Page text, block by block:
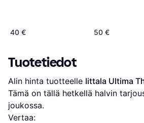
40 € 50 €
Tuotetiedot
Alin hinta tuotteelle Iittala Ultima
Tämä on tällä hetkellä halvin
joukossa.
Vertaa: